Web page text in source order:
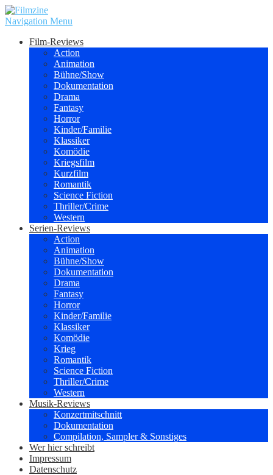
Navigation Menu
Film-Reviews
Action
Animation
Bühne/Show
Dokumentation
Drama
Fantasy
Horror
Kinder/Familie
Klassiker
Komödie
Kriegsfilm
Kurzfilm
Romantik
Science Fiction
Thriller/Crime
Western
Serien-Reviews
Action
Animation
Bühne/Show
Dokumentation
Drama
Fantasy
Horror
Kinder/Familie
Klassiker
Komödie
Krieg
Romantik
Science Fiction
Thriller/Crime
Western
Musik-Reviews
Konzertmitschnitt
Dokumentation
Compilation, Sampler & Sonstiges
Wer hier schreibt
Impressum
Datenschutz